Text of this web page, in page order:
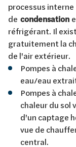
processus interne
de condensation
réfrigérant. Il
gratuitement la
de l'air extérieur.
Pompes à
eau/eau
Pompes à
chaleur du sol
d'un captage
vue de
central.